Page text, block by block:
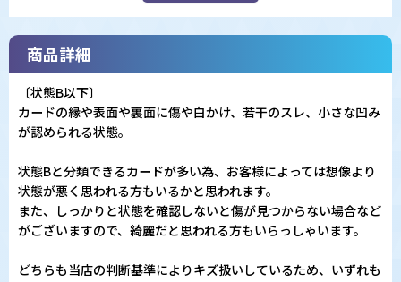
商品詳細
〔状態B以下〕
カードの縁や表面や裏面に傷や白かけ、若干のスレ、小さな凹み
が認められる状態。
状態Bと分類できるカードが多い為、お客様によっては想像より
状態が悪く思われる方もいるかと思われます。
また、しっかりと状態を確認しないと傷が見つからない場合など
がございますので、綺麗だと思われる方もいらっしゃいます。
どちらも当店の判断基準によりキズ扱いしているため、いずれも